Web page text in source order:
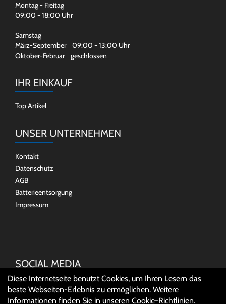
Montag - Freitag
09:00 - 18:00 Uhr
Samstag
März-September 09:00 - 13:00 Uhr
Oktober-Februar geschlossen
IHR EINKAUF
Top Artikel
UNSER UNTERNEHMEN
Kontakt
Datenschutz
AGB
Batterieentsorgung
Impressum
SOCIAL MEDIA
Diese Internetseite benutzt Cookies, um Ihren Lesern das
beste Webseiten-Erlebnis zu ermöglichen. Weitere
Informationen finden Sie in unseren Cookie-Richtlinien.